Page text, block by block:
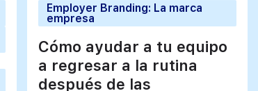
Employer Branding: La marca
empresa
Cómo ayudar a tu equipo
a regresar a la rutina
después de las